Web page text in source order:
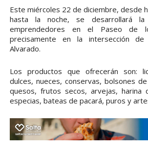
Este miércoles 22 de diciembre, desde
hasta la noche, se desarrollará
emprendedores en el Paseo de
precisamente en la intersección
Alvarado.
Los productos que ofrecerán son:
dulces, nueces, conservas, bolsones
quesos, frutos secos, arvejas, harina
especias, bateas de pacará, puros y